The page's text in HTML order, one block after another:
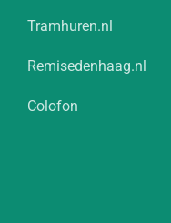
Tramhuren.nl
Remisedenhaag.nl
Colofon